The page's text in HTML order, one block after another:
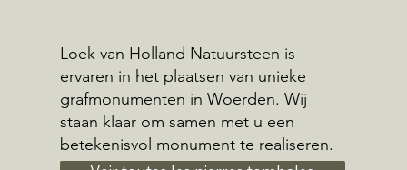
Loek van Holland Natuursteen is
ervaren in het plaatsen van unieke
grafmonumenten in Woerden. Wij
staan klaar om samen met u een
betekenisvol monument te realiseren.